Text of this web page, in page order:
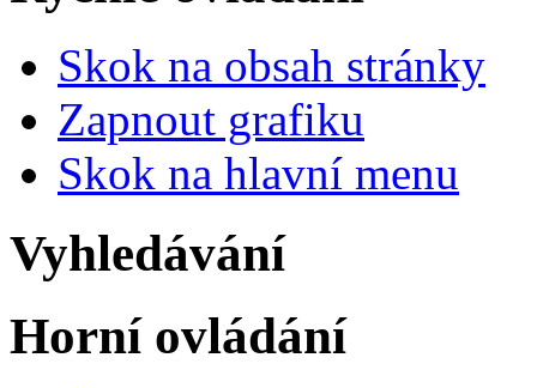
Skok na obsah stránky
Zapnout grafiku
Skok na hlavní menu
Vyhledávání
Horní ovládání